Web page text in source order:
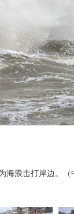
海浪击打岸边。